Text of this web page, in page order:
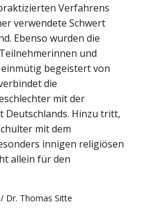
Verfahrens
verwendete Schwert
Ebenso wurden die
und
begeistert von
die
mit der
Deutschlands. Hinzu tritt,
mit dem
innigen religiösen
allein für den
Dr. Thomas Sitte